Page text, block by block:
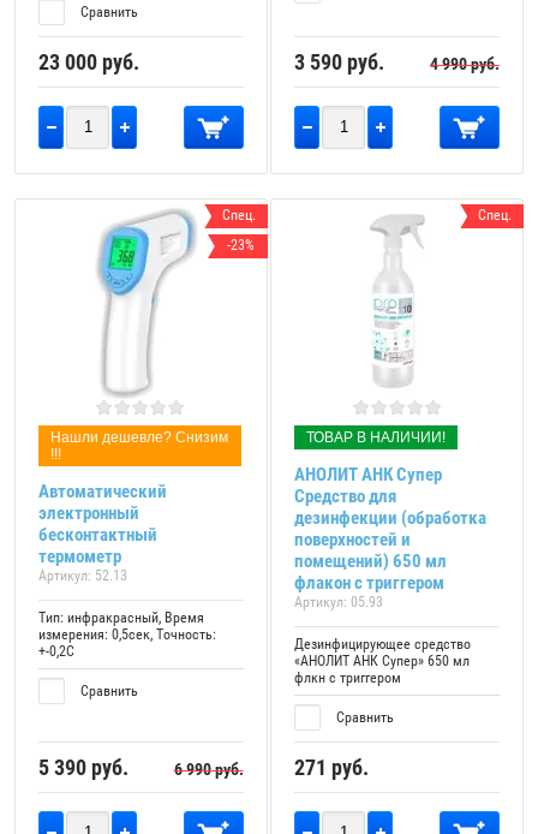
Сравнить
23 000 руб. 3 590 руб. 4 990руб.
Спец.
-23%
Нашли дешевле? Снизим
!!!
Автоматический
электронный
бесконтактный
термометр
Артикул: 52.13
Тип: инфракрасный, Время
измерения: 0,5сек, Точность:
+-0,2C
Сравнить
5 390 руб. 6 990руб.
Спец.
ТОВАР В НАЛИЧИИ!
АНОЛИТ АНК Супер
Средство для
дезинфекции (обработка
поверхностей и
помещений) 650 мл
флакон с триггером
Артикул: 05.93
Дезинфицирующее средство
«АНОЛИТ АНК Супер» 650 мл
флкн с триггером
Сравнить
271 руб.